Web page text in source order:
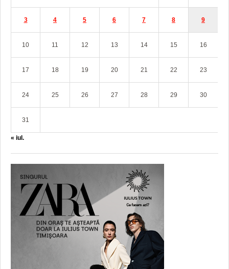
3 4 5 6 7 8 9
10 11 12 13 14 15 16
17 18 19 20 21 22 23
24 25 26 27 28 29 30
31
« iul.